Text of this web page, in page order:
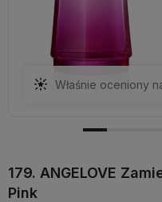
Właśnie oceniony
179. ANGELOVE
Pink